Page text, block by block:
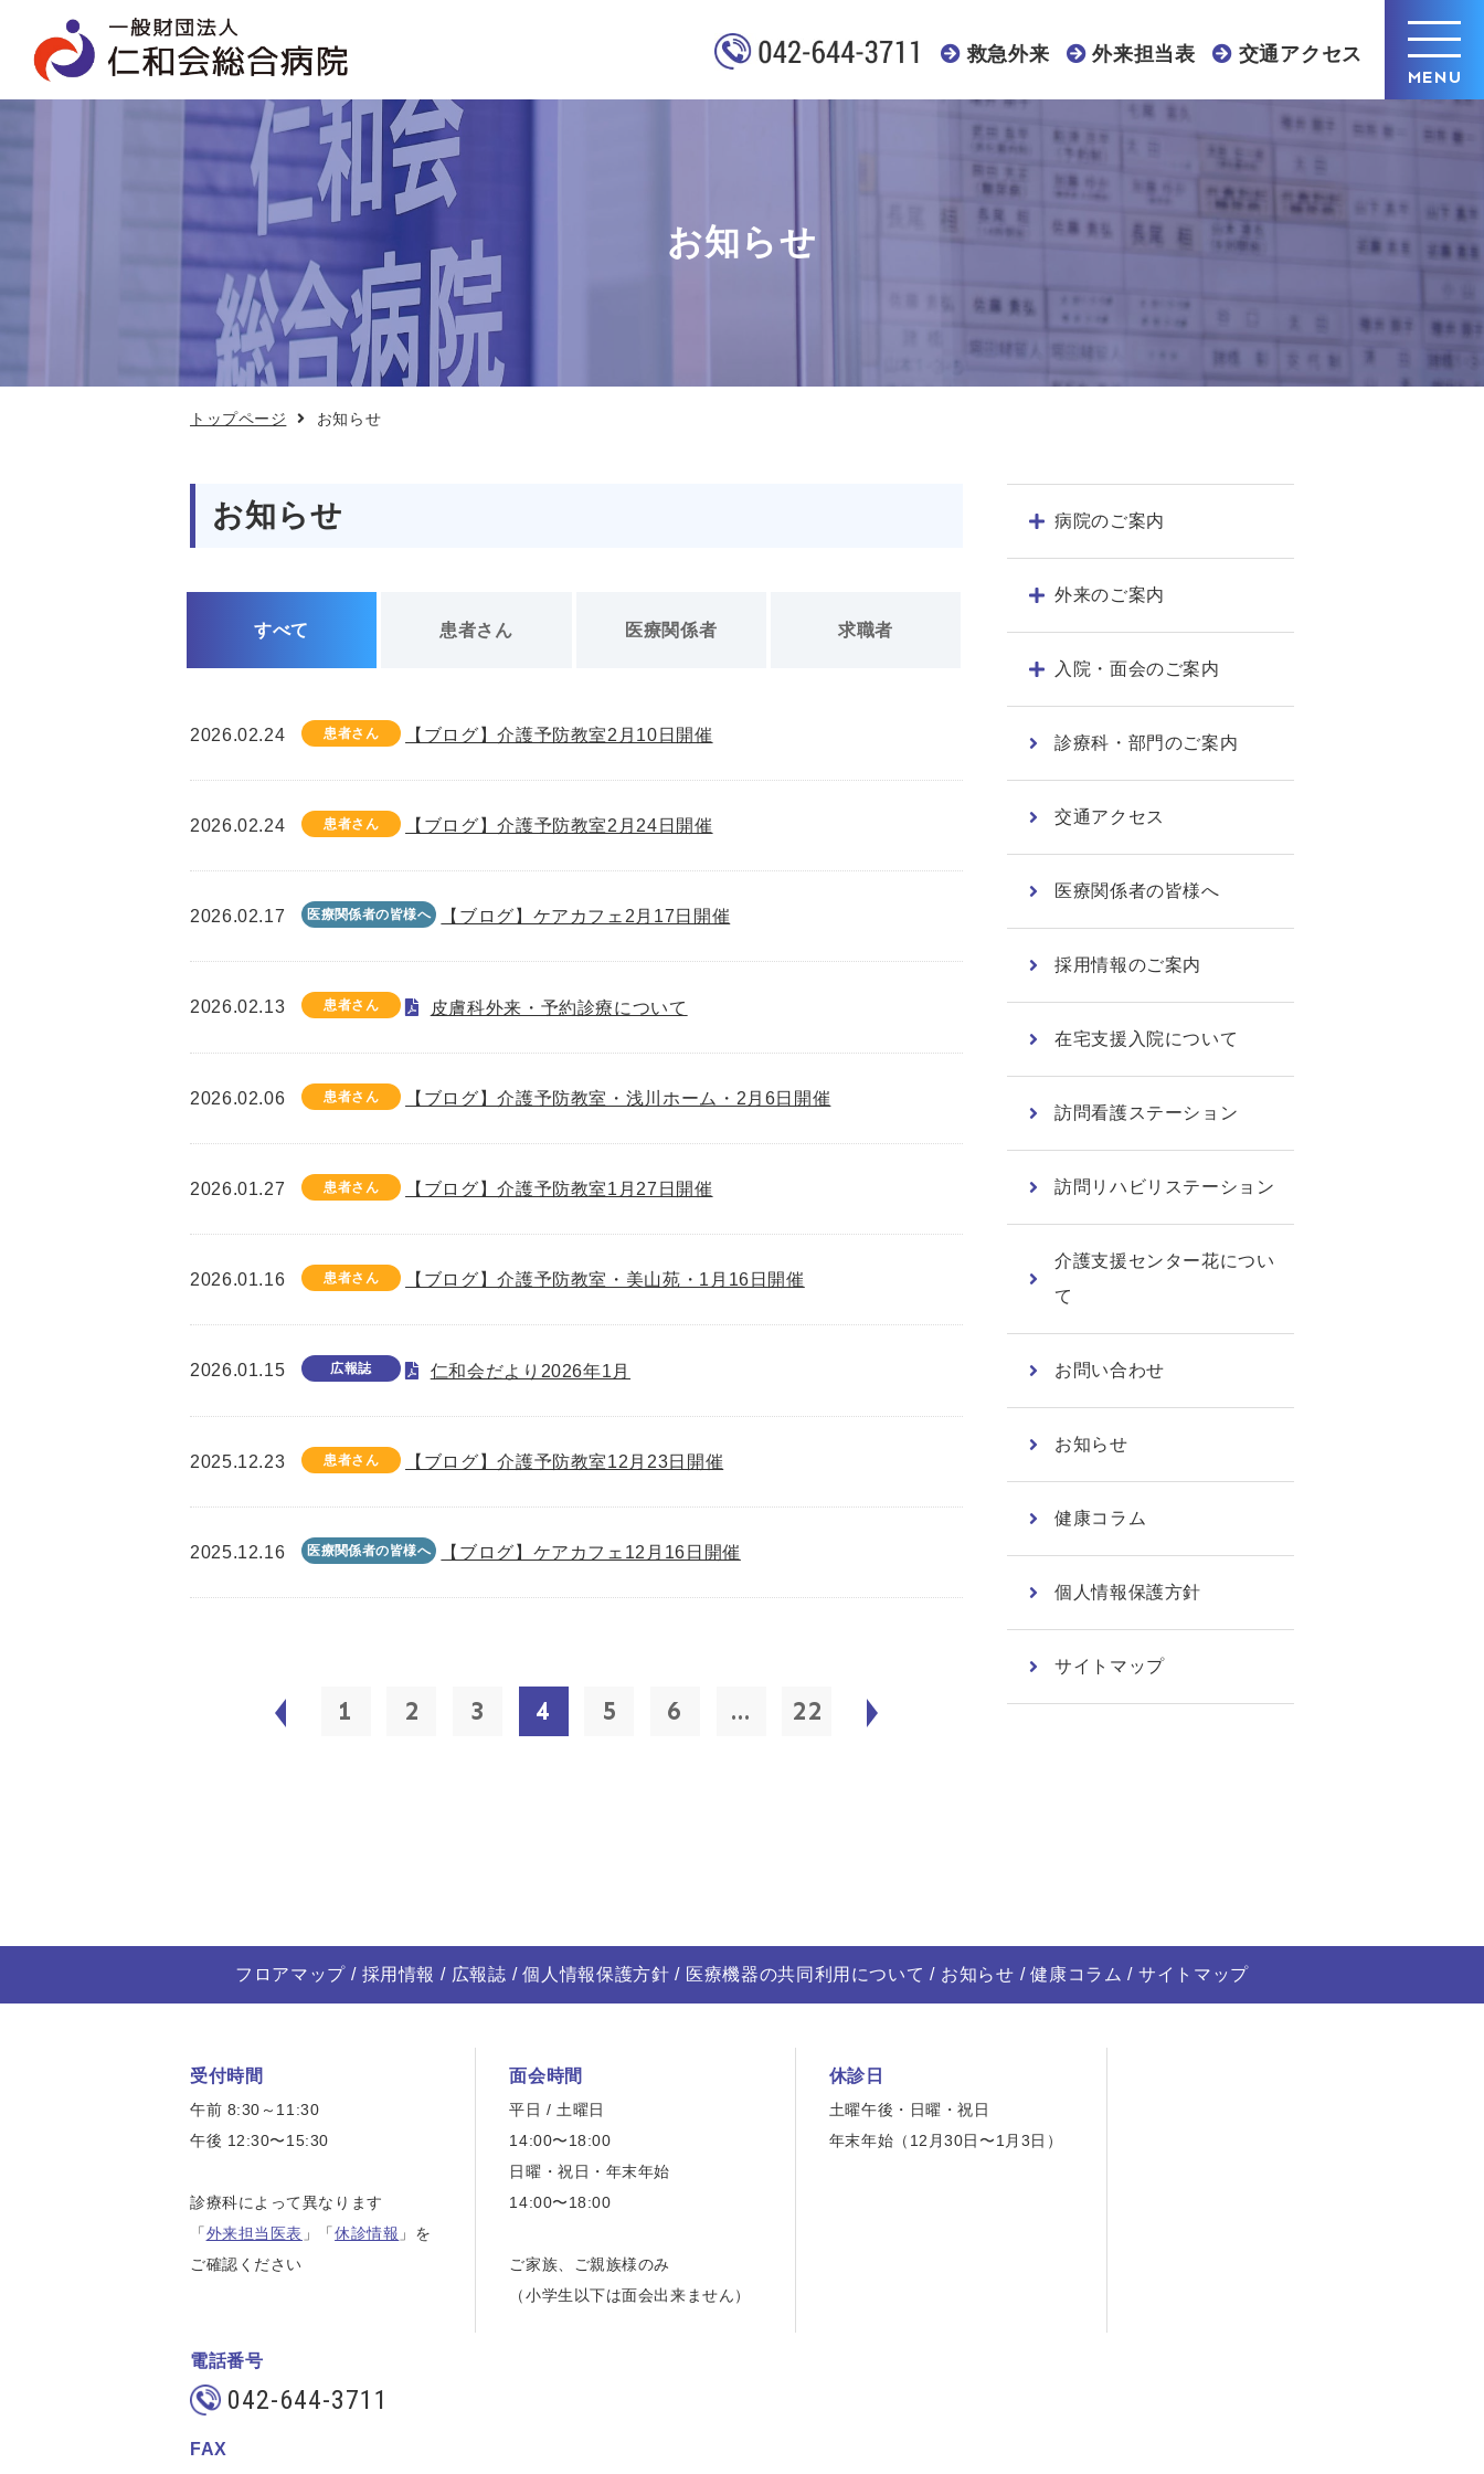
救急外来 外来担当表 交通アクセス
MENU
お知らせ
トップページ お知らせ
お知らせ
すべて 患者さん 医療関係者 求職者
2026.02.24 患者さん 【ブログ】介護予防教室2月10日開催
2026.02.24 患者さん 【ブログ】介護予防教室2月24日開催
2026.02.17 医療関係者の皆様へ 【ブログ】ケアカフェ2月17日開催
2026.02.13 患者さん 皮膚科外来・予約診療について
2026.02.06 患者さん 【ブログ】介護予防教室・浅川ホーム・2月6日開催
2026.01.27 患者さん 【ブログ】介護予防教室1月27日開催
2026.01.16 患者さん 【ブログ】介護予防教室・美山苑・1月16日開催
2026.01.15 広報誌 仁和会だより2026年1月
2025.12.23 患者さん 【ブログ】介護予防教室12月23日開催
2025.12.16 医療関係者の皆様へ 【ブログ】ケアカフェ12月16日開催
1 2 3 4 5 6 ... 22
病院のご案内
外来のご案内
入院・面会のご案内
診療科・部門のご案内
交通アクセス
医療関係者の皆様へ
採用情報のご案内
在宅支援入院について
訪問看護ステーション
訪問リハビリステーション
介護支援センター花につい
て
お問い合わせ
お知らせ
健康コラム
個人情報保護方針
サイトマップ
フロアマップ 採用情報 広報誌 個人情報保護方針 医療機器の共同利用について お知らせ 健康コラム サイトマップ
受付時間
午前 8:30～11:30
午後 12:30〜15:30
診療科によって異なります
「外来担当医表 」「休診情報 」を
ご確認ください
面会時間
平日 / 土曜日
14:00〜18:00
日曜・祝日・年末年始
14:00〜18:00
ご家族、ご親族様のみ
（小学生以下は面会出来ません）
休診日
土曜午後・日曜・祝日
年末年始（12月30日〜1月3日）
電話番号
042-644-3711
FAX